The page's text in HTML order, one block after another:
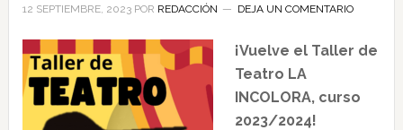
12 SEPTIEMBRE, 2023POR REDACCIÓN DEJA UN COMENTARIO
¡Vuelve el Taller de
Teatro LA
INCOLORA, curso
2023/2024!